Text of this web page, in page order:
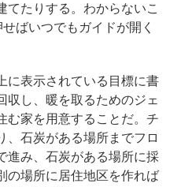
てたりする。わからないこ
ばいつでもガイドが開く
表示されている目標に書
収し、暖を取るためのジェ
む家を用意することだ。チ
、石炭がある場所までフロ
進み、石炭がある場所に採
の場所に居住地区を作れば